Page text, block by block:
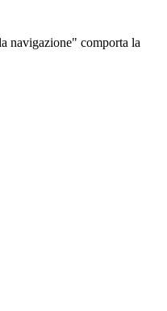
navigazione" comporta la